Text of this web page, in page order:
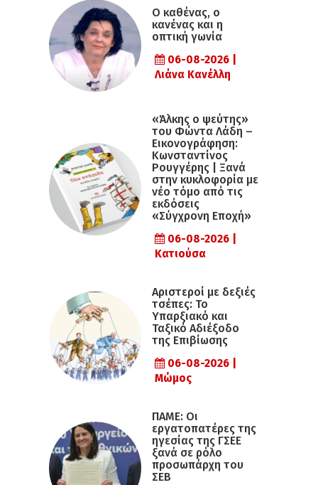
Ο καθένας, ο
κανένας και η
οπτική γωνία
06-08-2026 |
Λιάνα Κανέλλη
«Άλκης ο ψεύτης»
του Φώντα Λάδη –
Εικονογράφηση:
Κωνσταντίνος
Ρουγγέρης | Ξανά
στην κυκλοφορία με
νέο τόμο από τις
εκδόσεις
«Σύγχρονη Εποχή»
06-08-2026 |
Κατιούσα
Αριστεροί με δεξιές
τσέπες: Το
Υπαρξιακό και
Ταξικό Αδιέξοδο
της Επιβίωσης
06-08-2026 |
Μώμος
ΠΑΜΕ: Οι
εργατοπατέρες της
ηγεσίας της ΓΣΕΕ
ξανά σε ρόλο
προσωπάρχη του
ΣΕΒ